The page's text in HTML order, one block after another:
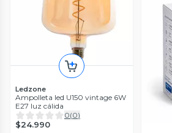
Ledzone
Ampolleta led U150 vintage 6W
E27 luz cálida
0(0)
$24.990